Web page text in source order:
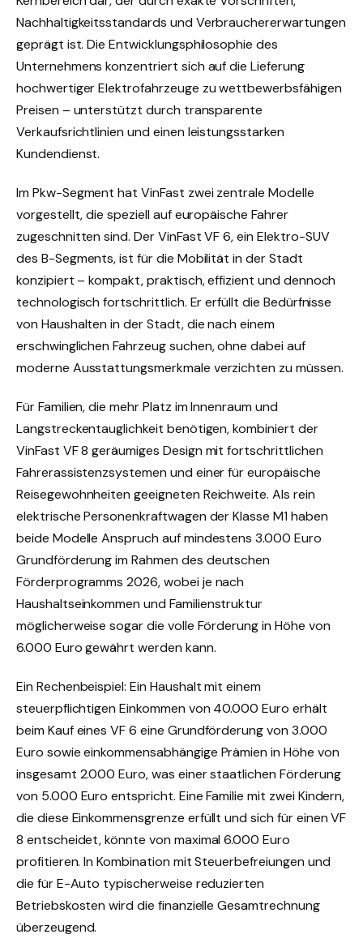
Nachhaltigkeitsstandards und Verbrauchererwartungen
geprägt ist. Die Entwicklungsphilosophie des
Unternehmens konzentriert sich auf die Lieferung
hochwertiger Elektrofahrzeuge zu wettbewerbsfähigen
Preisen – unterstützt durch transparente
Verkaufsrichtlinien und einen leistungsstarken
Kundendienst.
Im Pkw-Segment hat VinFast zwei zentrale Modelle
vorgestellt, die speziell auf europäische Fahrer
zugeschnitten sind. Der VinFast VF 6, ein Elektro-SUV
des B-Segments, ist für die Mobilität in der Stadt
konzipiert – kompakt, praktisch, effizient und dennoch
technologisch fortschrittlich. Er erfüllt die Bedürfnisse
von Haushalten in der Stadt, die nach einem
erschwinglichen Fahrzeug suchen, ohne dabei auf
moderne Ausstattungsmerkmale verzichten zu müssen.
Für Familien, die mehr Platz im Innenraum und
Langstreckentauglichkeit benötigen, kombiniert der
VinFast VF 8 geräumiges Design mit fortschrittlichen
Fahrerassistenzsystemen und einer für europäische
Reisegewohnheiten geeigneten Reichweite. Als rein
elektrische Personenkraftwagen der Klasse M1 haben
beide Modelle Anspruch auf mindestens 3.000 Euro
Grundförderung im Rahmen des deutschen
Förderprogramms 2026, wobei je nach
Haushaltseinkommen und Familienstruktur
möglicherweise sogar die volle Förderung in Höhe von
6.000 Euro gewährt werden kann.
Ein Rechenbeispiel: Ein Haushalt mit einem
steuerpflichtigen Einkommen von 40.000 Euro erhält
beim Kauf eines VF 6 eine Grundförderung von 3.000
Euro sowie einkommensabhängige Prämien in Höhe von
insgesamt 2.000 Euro, was einer staatlichen Förderung
von 5.000 Euro entspricht. Eine Familie mit zwei Kindern,
die diese Einkommensgrenze erfüllt und sich für einen VF
8 entscheidet, könnte von maximal 6.000 Euro
profitieren. In Kombination mit Steuerbefreiungen und
die für E-Auto typischerweise reduzierten
Betriebskosten wird die finanzielle Gesamtrechnung
überzeugend.